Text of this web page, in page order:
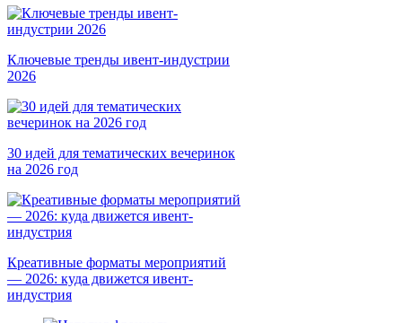
Ключевые тренды ивент-индустрии
2026
30 идей для тематических вечеринок
на 2026 год
Креативные форматы мероприятий
— 2026: куда движется ивент-
индустрия